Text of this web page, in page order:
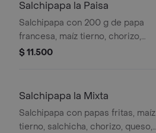
Salchipapa la Paisa
Salchipapa con 200 g de papa
francesa, maíz tierno, chorizo,
tocineta, jamón, queso, lechuga y
$ 11.500
Salchipapa la Mixta
Salchipapa con papas fritas, maíz
tierno, salchicha, chorizo, queso,